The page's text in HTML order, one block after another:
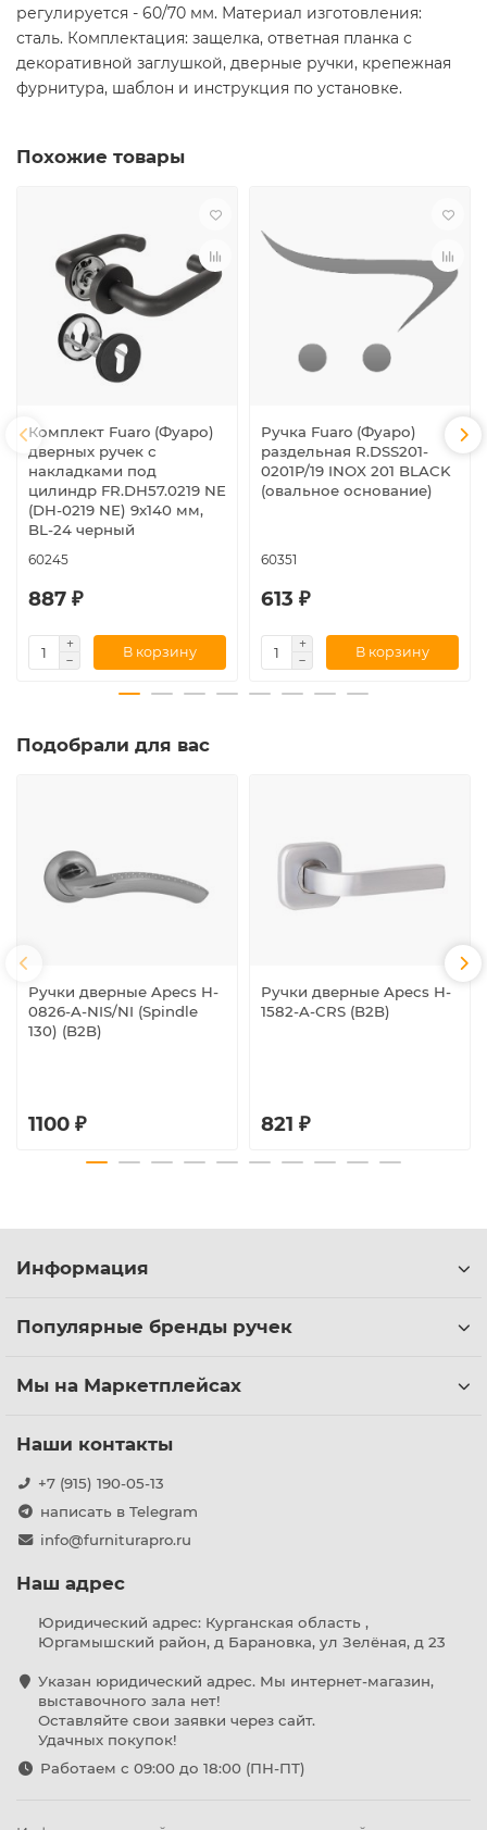
регулируется - 60/70 мм. Материал изготовления:
сталь. Комплектация: защелка, ответная планка с
декоративной заглушкой, дверные ручки, крепежная
фурнитура, шаблон и инструкция по установке.
Похожие товары
Комплект Fuaro (Фуаро)
дверных ручек с
накладками под
цилиндр FR.DH57.0219 NE
(DH-0219 NE) 9x140 мм,
BL-24 черный
60245
887 ₽
В корзину
Ручка Fuaro (Фуаро)
раздельная R.DSS201-
0201P/19 INOX 201 BLACK
(овальное основание)
60351
613 ₽
В корзину
Подобрали для вас
Ручки дверные Apecs H-
0826-A-NIS/NI (Spindle
130) (B2B)
1100 ₽
Ручки дверные Apecs H-
1582-A-CRS (B2B)
821 ₽
Информация
Популярные бренды ручек
Мы на Маркетплейсах
Наши контакты
+7 (915) 190-05-13
написать в Telegram
info@furniturapro.ru
Наш адрес
Юридический адрес: Курганская область ,
Юргамышский район, д Барановка, ул Зелёная, д 23
Указан юридический адрес. Мы интернет-магазин,
выставочного зала нет!
Оставляйте свои заявки через сайт.
Удачных покупок!
Работаем с 09:00 до 18:00 (ПН-ПТ)